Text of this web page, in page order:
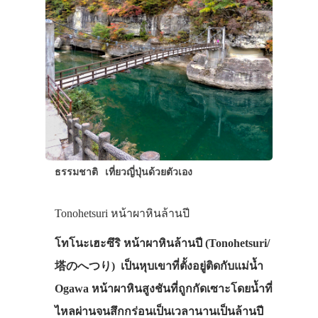
ธรรมชาติ เที่ยวญี่ปุ่นด้วยตัวเอง
Tonohetsuri หน้าผาหินล้านปี
โทโนะเฮะซึริ หน้าผาหินล้านปี (Tonohetsuri/
塔のへつり) เป็นหุบเขาที่ตั้งอยู่ติดกับแม่น้ำ
Ogawa หน้าผาหินสูงชันที่ถูกกัดเซาะโดยน้ำที่
ไหลผ่านจนสึกกร่อนเป็นเวลานานเป็นล้านปี